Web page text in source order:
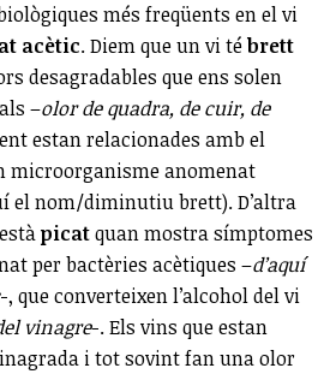
més freqüents en el vi
acètic. Diem que un vi tébrett
desagradables que ens solen
–olor de quadra, de cuir, de
estan relacionades amb el
microorganisme anomenat
el nom/diminutiu brett). D’altra
picatquan mostra símptomes
per bactèries acètiques –d’aquí
-, que converteixen l’alcohol del vi
vinagre-. Els vins que estan
i tot sovint fan una olor